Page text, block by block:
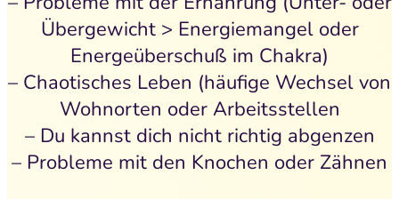
Übergewicht > Energiemangel oder
Energeüberschuß im Chakra)
– Chaotisches Leben (häufige Wechsel von
Wohnorten oder Arbeitsstellen
– Du kannst dich nicht richtig abgenzen
– Probleme mit den Knochen oder Zähnen